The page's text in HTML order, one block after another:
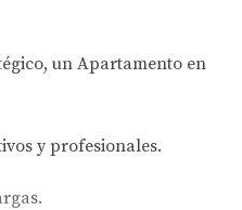
un Apartamento en
y profesionales.